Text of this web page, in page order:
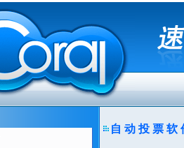
自 动 投 票 软